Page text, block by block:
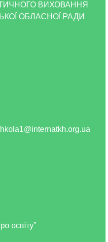
ВИХОВАННЯ
ОБЛАСНОЇ РАДИ
освіту”